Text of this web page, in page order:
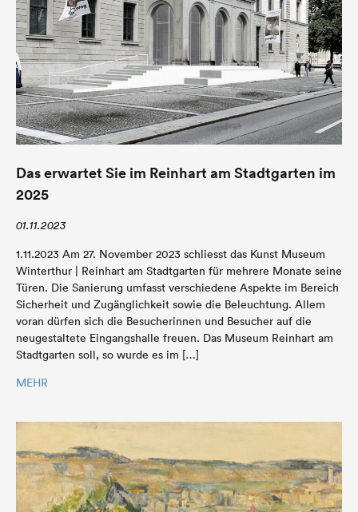
Das erwartet Sie im Reinhart am Stadtgarten im
2025
01.11.2023
1.11.2023 Am 27. November 2023 schliesst das Kunst Museum
Winterthur | Reinhart am Stadtgarten für mehrere Monate seine
Türen. Die Sanierung umfasst verschiedene Aspekte im Bereich
Sicherheit und Zugänglichkeit sowie die Beleuchtung. Allem
voran dürfen sich die Besucherinnen und Besucher auf die
neugestaltete Eingangshalle freuen. Das Museum Reinhart am
Stadtgarten soll, so wurde es im […]
MEHR